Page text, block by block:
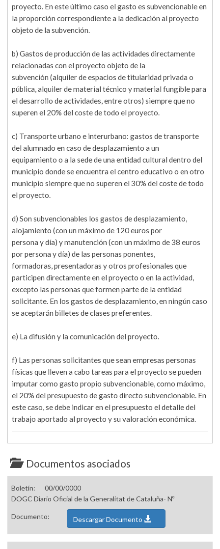
proyecto. En este último caso el gasto es subvencionable en
la proporción correspondiente a la dedicación al proyecto
objeto de la subvención.
b) Gastos de producción de las actividades directamente
relacionadas con el proyecto objeto de la
subvención (alquiler de espacios de titularidad privada o
pública, alquiler de material técnico y material fungible para
el desarrollo de actividades, entre otros) siempre que no
superen el 20% del coste de todo el proyecto.
c) Transporte urbano e interurbano: gastos de transporte
del alumnado en caso de desplazamiento a un
equipamiento o a la sede de una entidad cultural dentro del
municipio donde se encuentra el centro educativo o en otro
municipio siempre que no superen el 30% del coste de todo
el proyecto.
d) Son subvencionables los gastos de desplazamiento,
alojamiento (con un máximo de 120 euros por
persona y día) y manutención (con un máximo de 38 euros
por persona y día) de las personas ponentes,
formadoras, presentadoras y otros profesionales que
participen directamente en el proyecto o en la actividad,
excepto las personas que formen parte de la entidad
solicitante. En los gastos de desplazamiento, en ningún caso
se aceptarán billetes de clases preferentes.
e) La difusión y la comunicación del proyecto.
f) Las personas solicitantes que sean empresas personas
físicas que lleven a cabo tareas para el proyecto se pueden
imputar como gasto propio subvencionable, como máximo,
el 20% del presupuesto de gasto directo subvencionable. En
este caso, se debe indicar en el presupuesto el detalle del
trabajo aportado al proyecto y su valoración económica.
Documentos asociados
Boletín:
00/00/0000
DOGC Diario Oficial de la Generalitat de Cataluña- Nº
Documento: Descargar Documento